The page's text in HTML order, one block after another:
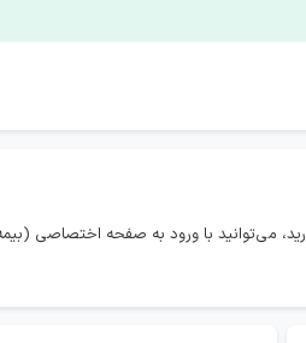
می‌توانید با ورود به صفحه اختصاصی